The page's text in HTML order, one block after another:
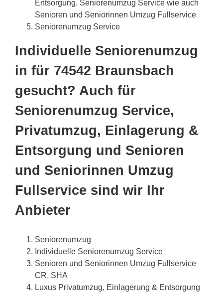
Entsorgung, Seniorenumzug Service wie auch
Senioren und Seniorinnen Umzug Fullservice
Seniorenumzug Service
Individuelle Seniorenumzug
in für 74542 Braunsbach
gesucht? Auch für
Seniorenumzug Service,
Privatumzug, Einlagerung &
Entsorgung und Senioren
und Seniorinnen Umzug
Fullservice sind wir Ihr
Anbieter
Seniorenumzug
Individuelle Seniorenumzug Service
Senioren und Seniorinnen Umzug Fullservice
CR, SHA
Luxus Privatumzug, Einlagerung & Entsorgung